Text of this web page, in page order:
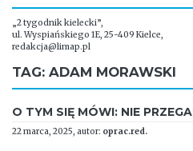
TAG: ADAM MORAWSKI
O TYM SIĘ MÓWI: NIE
22 marca, 2025, autor: oprac.red.
„2 tygodnik kielecki”,
ul. Wyspiańskiego 1E, 25-409 Kielce,
redakcja@limap.pl